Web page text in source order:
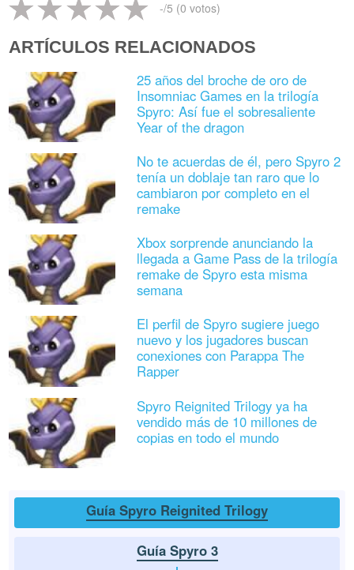
-/5 (0 votos)
ARTÍCULOS RELACIONADOS
25 años del broche de oro de
Insomniac Games en la trilogía
Spyro: Así fue el sobresaliente
Year of the dragon
No te acuerdas de él, pero Spyro 2
tenía un doblaje tan raro que lo
cambiaron por completo en el
remake
Xbox sorprende anunciando la
llegada a Game Pass de la trilogía
remake de Spyro esta misma
semana
El perfil de Spyro sugiere juego
nuevo y los jugadores buscan
conexiones con Parappa The
Rapper
Spyro Reignited Trilogy ya ha
vendido más de 10 millones de
copias en todo el mundo
Guía Spyro Reignited Trilogy
Guía Spyro 3